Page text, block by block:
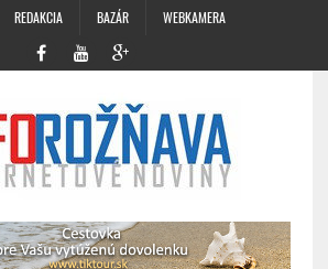
REDAKCIA BAZÁR WEBKAMERA